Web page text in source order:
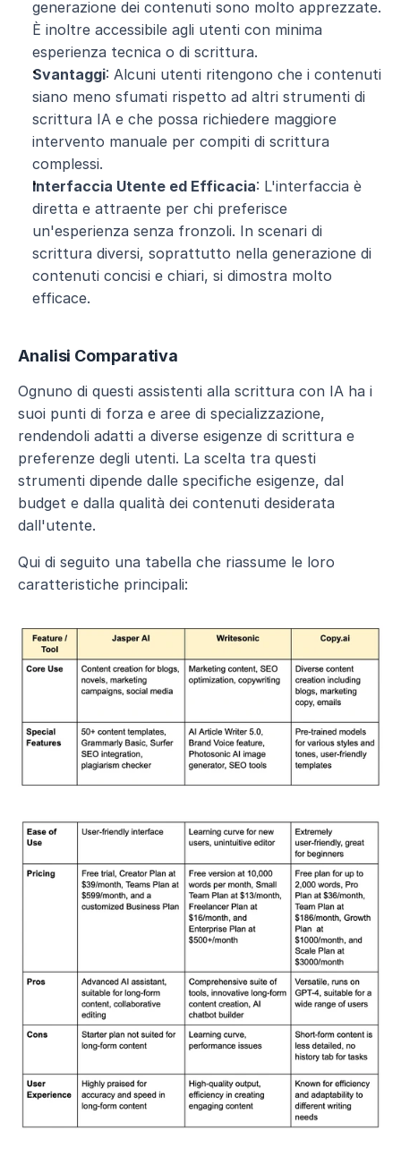
generazione dei contenuti sono molto apprezzate.
È inoltre accessibile agli utenti con minima
esperienza tecnica o di scrittura.
Svantaggi: Alcuni utenti ritengono che i contenuti
siano meno sfumati rispetto ad altri strumenti di
scrittura IA e che possa richiedere maggiore
intervento manuale per compiti di scrittura
complessi.
Interfaccia Utente ed Efficacia: L'interfaccia è
diretta e attraente per chi preferisce
un'esperienza senza fronzoli. In scenari di
scrittura diversi, soprattutto nella generazione di
contenuti concisi e chiari, si dimostra molto
efficace.
Analisi Comparativa
Ognuno di questi assistenti alla scrittura con IA ha i
suoi punti di forza e aree di specializzazione,
rendendoli adatti a diverse esigenze di scrittura e
preferenze degli utenti. La scelta tra questi
strumenti dipende dalle specifiche esigenze, dal
budget e dalla qualità dei contenuti desiderata
dall'utente.
Qui di seguito una tabella che riassume le loro
caratteristiche principali: